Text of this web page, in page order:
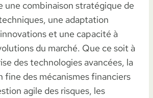
une combinaison stratégique de
une adaptation
et une capacité à
du marché. Que ce soit à
des technologies avancées, la
fine des mécanismes financiers
agile des risques, les